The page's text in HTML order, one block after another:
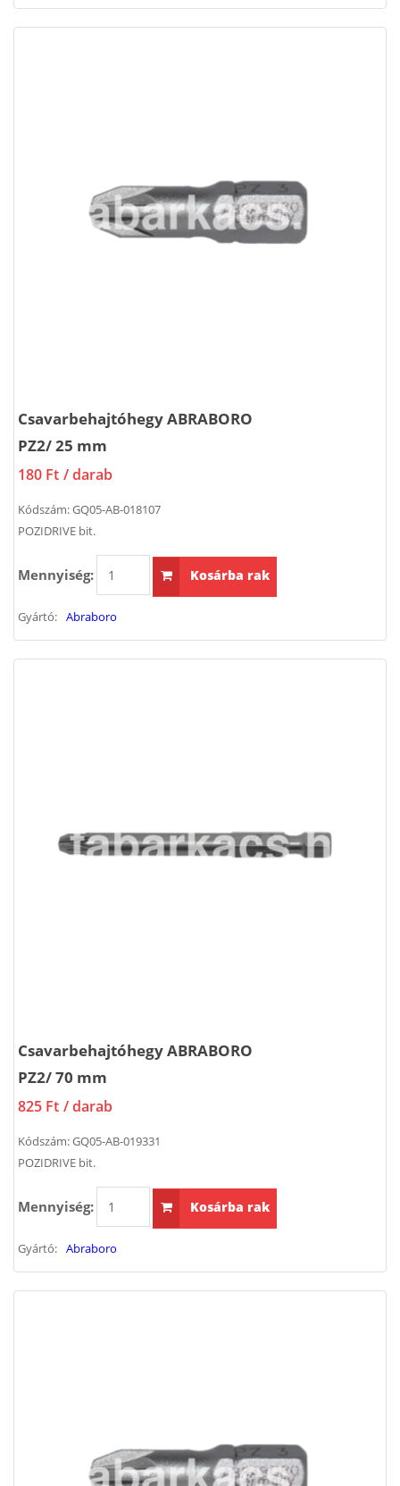
Csavarbehajtóhegy ABRABORO
PZ2/ 25 mm
180 Ft / darab
Kódszám:GQ05-AB-018107
POZIDRIVE bit.
Mennyiség: Kosárba rak
Gyártó: Abraboro
Csavarbehajtóhegy ABRABORO
PZ2/ 70 mm
825 Ft / darab
Kódszám:GQ05-AB-019331
POZIDRIVE bit.
Mennyiség: Kosárba rak
Gyártó: Abraboro